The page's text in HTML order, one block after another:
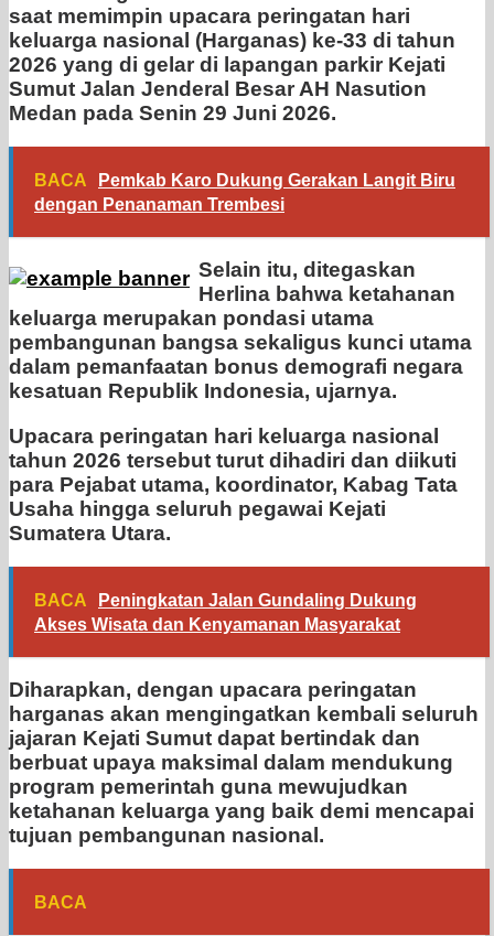
saat memimpin upacara peringatan hari
keluarga nasional (Harganas) ke-33 di tahun
2026 yang di gelar di lapangan parkir Kejati
Sumut Jalan Jenderal Besar AH Nasution
Medan pada Senin 29 Juni 2026.
BACA
Pemkab Karo Dukung Gerakan Langit Biru
dengan Penanaman Trembesi
Selain itu, ditegaskan
Herlina bahwa ketahanan
keluarga merupakan pondasi utama
pembangunan bangsa sekaligus kunci utama
dalam pemanfaatan bonus demografi negara
kesatuan Republik Indonesia, ujarnya.
Upacara peringatan hari keluarga nasional
tahun 2026 tersebut turut dihadiri dan diikuti
para Pejabat utama, koordinator, Kabag Tata
Usaha hingga seluruh pegawai Kejati
Sumatera Utara.
BACA
Peningkatan Jalan Gundaling Dukung
Akses Wisata dan Kenyamanan Masyarakat
Diharapkan, dengan upacara peringatan
harganas akan mengingatkan kembali seluruh
jajaran Kejati Sumut dapat bertindak dan
berbuat upaya maksimal dalam mendukung
program pemerintah guna mewujudkan
ketahanan keluarga yang baik demi mencapai
tujuan pembangunan nasional.
BACA